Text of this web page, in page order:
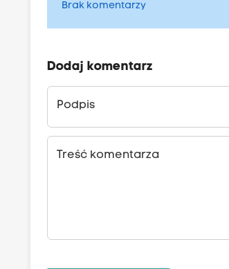
Brak komentarzy
Dodaj komentarz
Podpis
Treść komentarza